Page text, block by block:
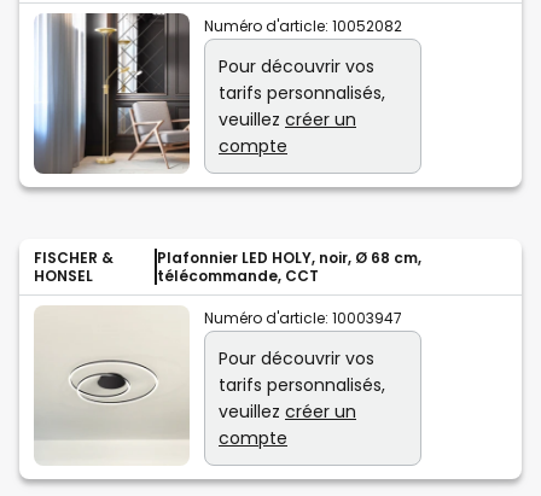
Numéro d'article: 10052082
Pour découvrir vos
tarifs personnalisés,
veuillez créer un
compte
FISCHER &
HONSEL
Plafonnier LED HOLY, noir, Ø 68 cm,
télécommande, CCT
Numéro d'article: 10003947
Pour découvrir vos
tarifs personnalisés,
veuillez créer un
compte